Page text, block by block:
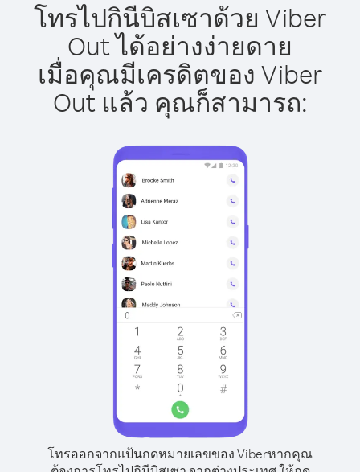
โทรไปกินีบิสเซาด้วย Viber
Out ได้อย่างง่ายดาย
เมื่อคุณมีเครดิตของ Viber
Out แล้ว คุณก็สามารถ:
โทรออกจากแป้นกดหมายเลขของ Viberหากคุณ